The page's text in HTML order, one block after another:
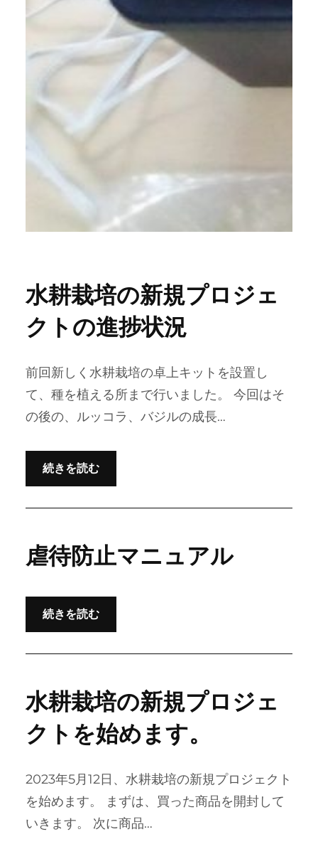
水耕栽培の新規プロジェ
クトの進捗状況
前回新しく水耕栽培の卓上キットを設置し
て、種を植える所まで行いました。 今回はそ
の後の、ルッコラ、バジルの成長…
続きを読む
虐待防止マニュアル
続きを読む
水耕栽培の新規プロジェ
クトを始めます。
2023年5月12日、水耕栽培の新規プロジェクト
を始めます。 まずは、買った商品を開封して
いきます。 次に商品…